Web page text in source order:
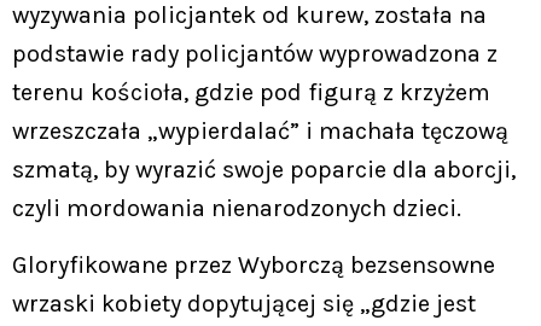
wyzywania policjantek od kurew, została na
podstawie rady policjantów wyprowadzona z
terenu kościoła, gdzie pod figurą z krzyżem
wrzeszczała „wypierdalać” i machała tęczową
szmatą, by wyrazić swoje poparcie dla aborcji,
czyli mordowania nienarodzonych dzieci.
Gloryfikowane przez Wyborczą bezsensowne
wrzaski kobiety dopytującej się „gdzie jest